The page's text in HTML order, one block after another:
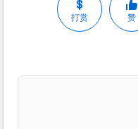
打赏 赞